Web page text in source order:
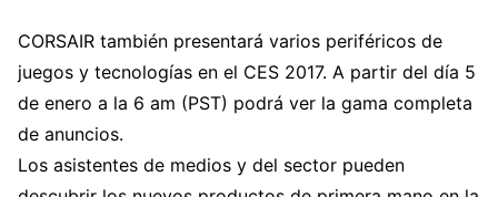
CORSAIR también presentará varios periféricos de
juegos y tecnologías en el CES 2017. A partir del día 5
de enero a la 6 am (PST) podrá ver la gama completa
de anuncios.
Los asistentes de medios y del sector pueden